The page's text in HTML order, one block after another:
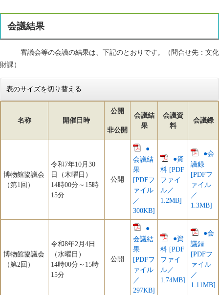
会議結果
審議会等の会議の結果は、下記のとおりです。（問合せ先：文化
財課）
表のサイズを切り替える
名称 開催日時
公開
非公開
会議結
果
会議資
料
会議録
博物館協議会
（第1回）
令和7年10月30
日（木曜日）
14時00分～15時
15分
公開
●
会議結
果
[PDFフ
ァイル
／
300KB]
●資
料 [PDF
ファイ
ル／
1.2MB]
●会
議録
[PDFフ
ァイル
／
1.3MB]
博物館協議会
（第2回）
令和8年2月4日
（水曜日）
14時00分～15時
15分
公開
●
会議結
果
[PDFフ
ァイル
／
297KB]
●資
料 [PDF
ファイ
ル／
1.74MB]
●会
議録
[PDFフ
ァイル
／
1.11MB]